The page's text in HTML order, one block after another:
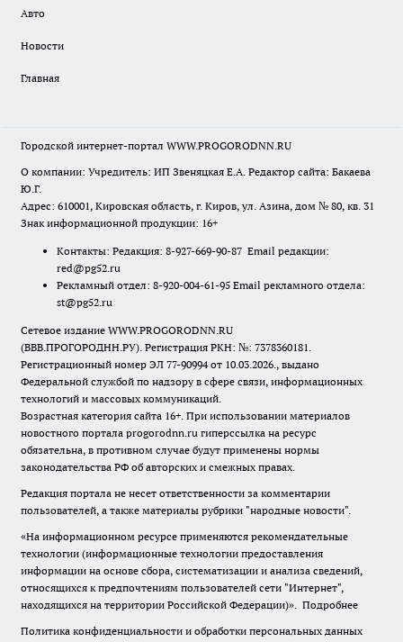
Авто
Новости
Главная
Городской интернет-портал WWW.PROGORODNN.RU
О компании: Учредитель: ИП Звеняцкая Е.А. Редактор сайта: Бакаева
Ю.Г.
Адрес: 610001, Кировская область, г. Киров, ул. Азина, дом № 80, кв. 31
Знак информационной продукции: 16+
Контакты: Редакция: 8-927-669-90-87 Email редакции:
red@pg52.ru
Рекламный отдел: 8-920-004-61-95 Email рекламного отдела:
st@pg52.ru
Сетевое издание WWW.PROGORODNN.RU
(ВВВ.ПРОГОРОДНН.РУ). Регистрация РКН: №: 7378360181.
Регистрационный номер ЭЛ 77-90994 от 10.03.2026., выдано
Федеральной службой по надзору в сфере связи, информационных
технологий и массовых коммуникаций.
Возрастная категория сайта 16+. При использовании материалов
новостного портала progorodnn.ru гиперссылка на ресурс
обязательна, в противном случае будут применены нормы
законодательства РФ об авторских и смежных правах.
Редакция портала не несет ответственности за комментарии
пользователей, а также материалы рубрики "народные новости".
«На информационном ресурсе применяются рекомендательные
технологии (информационные технологии предоставления
информации на основе сбора, систематизации и анализа сведений,
относящихся к предпочтениям пользователей сети "Интернет",
находящихся на территории Российской Федерации)». Подробнее
Политика конфиденциальности и обработки персональных данных